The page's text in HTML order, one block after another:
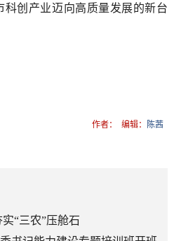
科创产业迈向高质量发展的新台
作者： 编辑： 陈茜
“三农”压舱石